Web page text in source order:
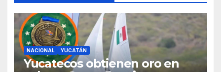
NACIONAL YUCATÁN
Yucatecos obtienen oro en